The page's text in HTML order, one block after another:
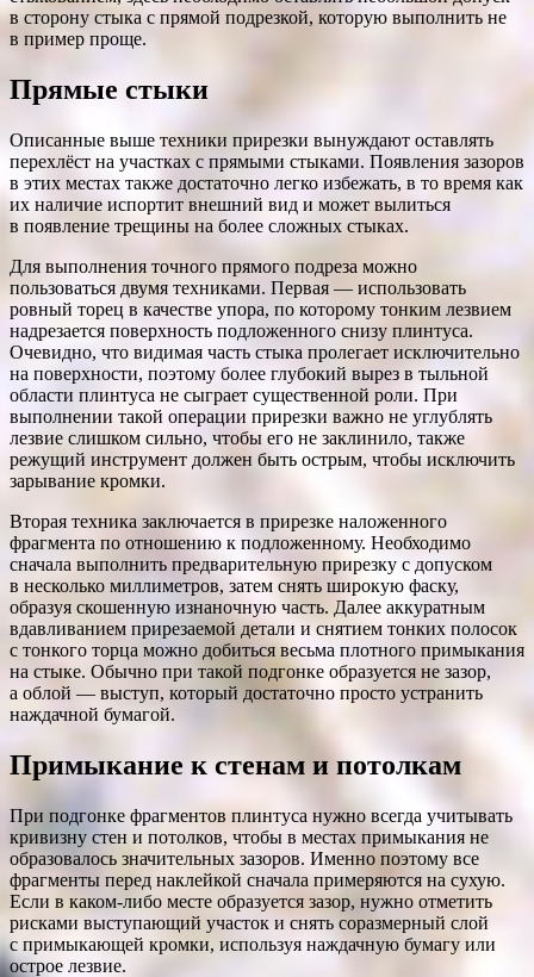
в сторону стыка с прямой подрезкой, которую выполнить не
в пример проще.
Прямые стыки
Описанные выше техники прирезки вынуждают оставлять
перехлёст на участках с прямыми стыками. Появления зазоров
в этих местах также достаточно легко избежать, в то время как
их наличие испортит внешний вид и может вылиться
в появление трещины на более сложных стыках.
Для выполнения точного прямого подреза можно
пользоваться двумя техниками. Первая — использовать
ровный торец в качестве упора, по которому тонким лезвием
надрезается поверхность подложенного снизу плинтуса.
Очевидно, что видимая часть стыка пролегает исключительно
на поверхности, поэтому более глубокий вырез в тыльной
области плинтуса не сыграет существенной роли. При
выполнении такой операции прирезки важно не углублять
лезвие слишком сильно, чтобы его не заклинило, также
режущий инструмент должен быть острым, чтобы исключить
зарывание кромки.
Вторая техника заключается в прирезке наложенного
фрагмента по отношению к подложенному. Необходимо
сначала выполнить предварительную прирезку с допуском
в несколько миллиметров, затем снять широкую фаску,
образуя скошенную изнаночную часть. Далее аккуратным
вдавливанием прирезаемой детали и снятием тонких полосок
с тонкого торца можно добиться весьма плотного примыкания
на стыке. Обычно при такой подгонке образуется не зазор,
а облой — выступ, который достаточно просто устранить
наждачной бумагой.
Примыкание к стенам и потолкам
При подгонке фрагментов плинтуса нужно всегда учитывать
кривизну стен и потолков, чтобы в местах примыкания не
образовалось значительных зазоров. Именно поэтому все
фрагменты перед наклейкой сначала примеряются на сухую.
Если в каком-либо месте образуется зазор, нужно отметить
рисками выступающий участок и снять соразмерный слой
с примыкающей кромки, используя наждачную бумагу или
острое лезвие.